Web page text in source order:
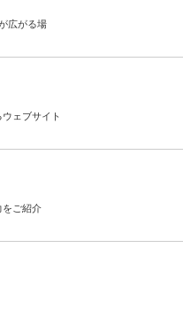
広がる場
ェブサイト
をご紹介